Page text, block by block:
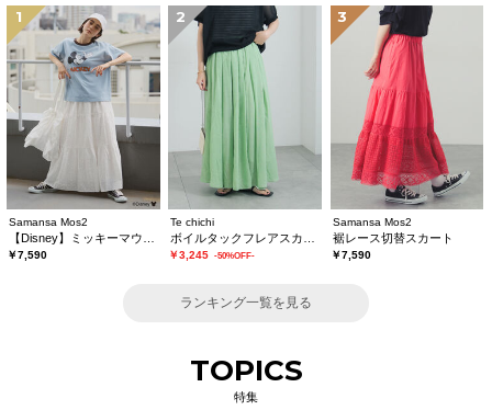
1
Samansa Mos2
￥7,590
2
Te chichi
￥3,245 -50%OFF-
3
Samansa Mos2
裾レース切替スカート
￥7,590
ランキング一覧を見る
TOPICS
特集